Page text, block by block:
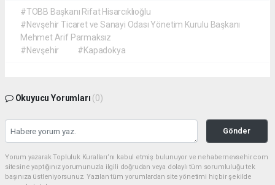
#TOBB Başkanı Rifat Hisarcıklıoğlu
#Nevşehir Ticaret ve Sanayi Odası Yönetim Kurulu Başkanı
Mehmet Arif Parmaksız
#Nevşehir
#Kapadokya
Okuyucu Yorumları (0)
Gönder
Yorum yazarak Topluluk Kuralları’nı kabul etmiş bulunuyor ve nehabernevsehir.com
sitesine yaptığınız yorumunuzla ilgili doğrudan veya dolaylı tüm sorumluluğu tek
başınıza üstleniyorsunuz. Yazılan tüm yorumlardan site yönetimi hiçbir şekilde